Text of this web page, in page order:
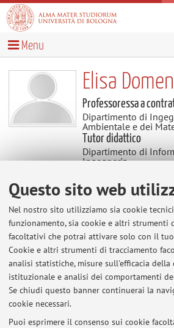
Questo sito web
Nel nostro sito utilizziamo sia cookie
funzionamento, sia cookie e altri strumenti
facoltativi che potrai attivare solo con il tuo
Cookie e altri strumenti di tracciamento
analisi statistiche, misure sull'efficacia della
istituzionale e analisi dei comportamenti
Se chiudi questo banner continuerai la
cookie necessari.
Puoi esprimere il consenso sui cookie
Menu
Elisa
Professoressa a
Dipartimento di
Ambientale e dei
Tutor didattico
Dipartimento di
Ingegneria
Avvisi
Al momento non sono presenti avvisi.
Area riservata
Accedi tramiteloginper gestire tutti i